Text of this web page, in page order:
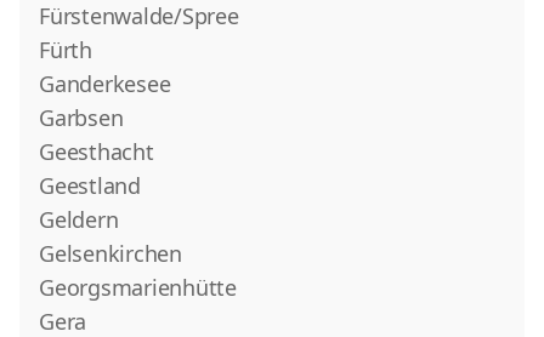
Fürstenwalde/Spree
Fürth
Ganderkesee
Garbsen
Geesthacht
Geestland
Geldern
Gelsenkirchen
Georgsmarienhütte
Gera